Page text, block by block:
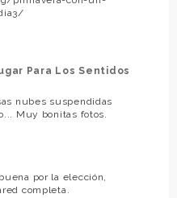
Para Los Sentidos
nubes suspendidas
Muy bonitas fotos.
por la elección,
completa.